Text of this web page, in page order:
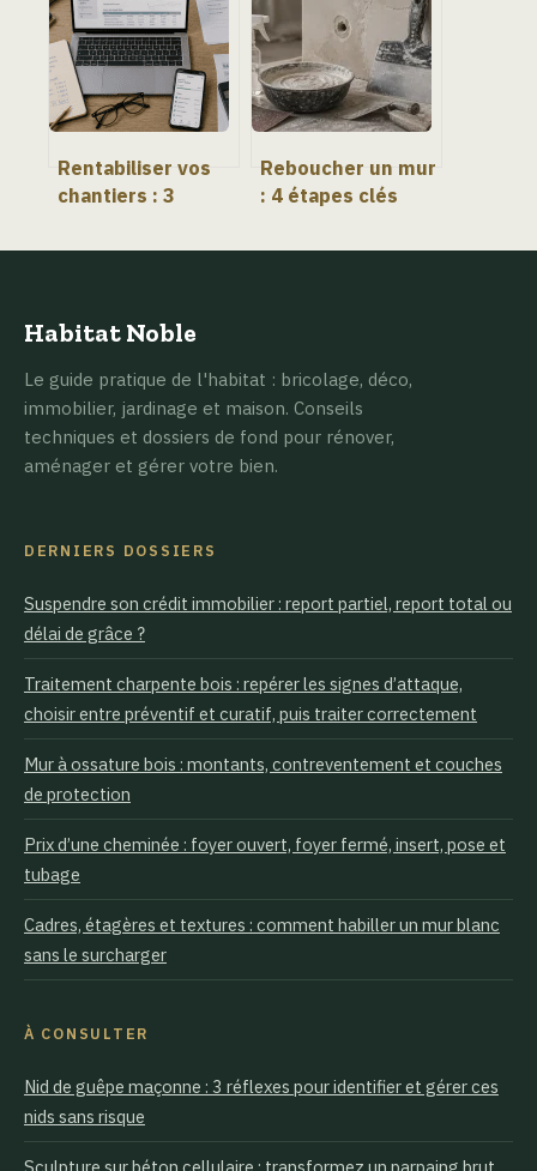
nettoyage
professionnel
Rentabiliser vos
chantiers : 3
transformer votre
Reboucher un mur
: 4 étapes clés
invisible et
Habitat Noble
Le guide pratique de l'habitat : bricolage, déco,
immobilier, jardinage et maison. Conseils
techniques et dossiers de fond pour rénover,
aménager et gérer votre bien.
DERNIERS DOSSIERS
Suspendre son crédit immobilier : report partiel, report total ou
délai de grâce ?
Traitement charpente bois : repérer les signes d’attaque,
choisir entre préventif et curatif, puis traiter correctement
Mur à ossature bois : montants, contreventement et couches
de protection
Prix d’une cheminée : foyer ouvert, foyer fermé, insert, pose et
tubage
Cadres, étagères et textures : comment habiller un mur blanc
sans le surcharger
À CONSULTER
Nid de guêpe maçonne : 3 réflexes pour identifier et gérer ces
nids sans risque
Sculpture sur béton cellulaire : transformez un parpaing brut